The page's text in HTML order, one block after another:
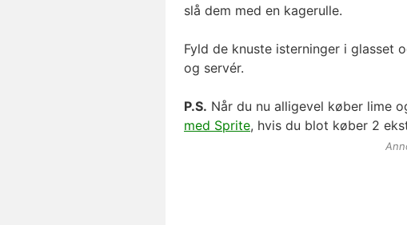
slå dem med en kagerulle.
Fyld de knuste isterninger i
og servér.
P.S. Når du nu alligevel køber lime
med Sprite, hvis du blot køber 2